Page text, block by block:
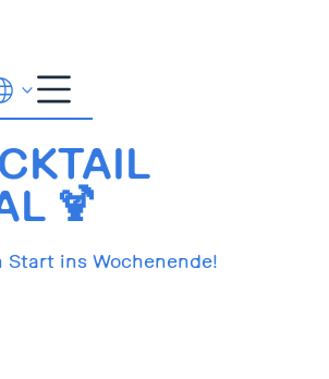
🍹
ins Wochenende!